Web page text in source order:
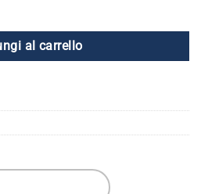
II Fearlessness: sperimenta la tua
al carrello